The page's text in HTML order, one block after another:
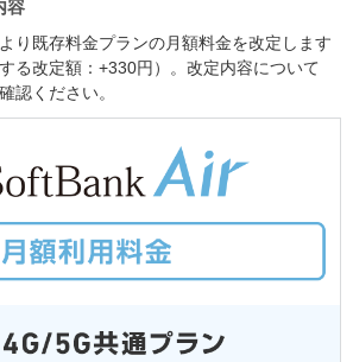
容
り既存料金プランの月額料金を改定します
る改定額：+330円）。改定内容について
認ください。